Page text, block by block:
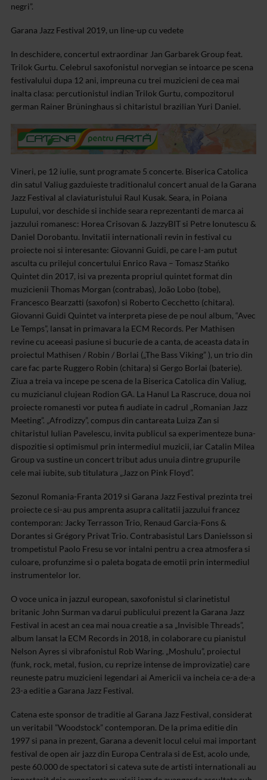
negri”.
Garana Jazz Festival 2019, un line-up cu vedete
In deschidere, concertul extraordinar Jan Garbarek Group feat.
Trilok Gurtu. Celebrul saxofonistul norvegian se intoarce pe scena
festivalului dupa 12 ani, impreuna cu trei muzicieni de cea mai
inalta clasa: percutionistul indian Trilok Gurtu, compozitorul
german Rainer Brüninghaus si chitaristul brazilian Yuri Daniel.
Vineri, pe 12 iulie, sunt programate 5 concerte. Biserica Catolica
din satul Valiug gazduieste traditionalul concert anual de la Garana
Jazz Festival al claviaturistului Raul Kusak. Seara, in Poiana
Lupului, vor deschide si inchide seara reprezentanti de marca ai
jazzului romanesc: Horea Crisovan & JazzyBIT si Petre Ionutescu &
Daniel Dorobantu. Invitatii internationali revin in festival cu
proiecte noi si interesante: Giovanni Guidi, pe care l-am putut
asculta cu prilejul concertului Enrico Rava – Tomasz Stańko
Quintet din 2017, isi va prezenta propriul quintet format din
muzicienii Thomas Morgan (contrabas), João Lobo (tobe),
Francesco Bearzatti (saxofon) si Roberto Cecchetto (chitara).
Giovanni Guidi Quintet va interpreta piese de pe noul album, “Avec
Le Temps”, lansat in primavara la ECM Records. Per Mathisen
revine cu aceeasi pasiune si bucurie de a canta, de aceasta data in
proiectul Mathisen / Robin / Borlai („The Bass Viking” ), un trio din
care fac parte Ruggero Robin (chitara) si Gergo Borlai (baterie).
Ziua a treia va incepe pe scena de la Biserica Catolica din Valiug,
cu muzicianul clujean Rodion GA. La Hanul La Rascruce, doua noi
proiecte romanesti vor putea fi audiate in cadrul „Romanian Jazz
Meeting”. „Afrodizzy”, compus din cantareata Luiza Zan si
chitaristul Iulian Pavelescu, invita publicul sa experimenteze buna-
dispozitie si optimismul prin intermediul muzicii, iar Catalin Milea
Group va sustine un concert tribut adus unuia dintre grupurile
cele mai iubite, sub titulatura „Jazz on Pink Floyd”.
Sezonul Romania-Franta 2019 si Garana Jazz Festival prezinta trei
proiecte ce si-au pus amprenta asupra calitatii jazzului francez
contemporan: Jacky Terrasson Trio, Renaud Garcia-Fons &
Dorantes si Grégory Privat Trio. Contrabasistul Lars Danielsson si
trompetistul Paolo Fresu se vor intalni pentru a crea atmosfera si
culoare, profunzime si o paleta bogata de emotii prin intermediul
instrumentelor lor.
O voce unica in jazzul european, saxofonistul si clarinetistul
britanic John Surman va darui publicului prezent la Garana Jazz
Festival in acest an cea mai noua creatie a sa „Invisible Threads”,
album lansat la ECM Records in 2018, in colaborare cu pianistul
Nelson Ayres si vibrafonistul Rob Waring. „Moshulu”, proiectul
(funk, rock, metal, fusion, cu reprize intense de improvizatie) care
reuneste patru muzicieni legendari ai Americii va incheia ce-a de-a
23-a editie a Garana Jazz Festival.
Catena este sponsor de traditie al Garana Jazz Festival, considerat
un veritabil ”Woodstock” contemporan. De la prima editie din
1997 si pana in prezent, Garana a devenit locul celui mai important
festival de open air jazz din Europa Centrala si de Est, acolo unde,
peste 60.000 de spectatori si cateva sute de artisti internationali au